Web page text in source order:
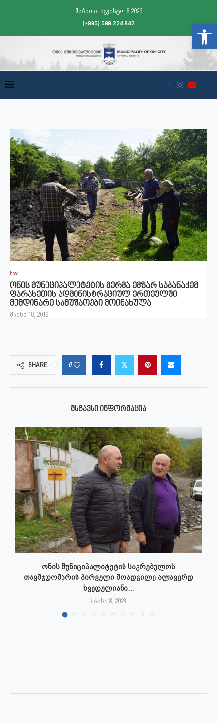
შაბათი, აგვისტო 8 2026
(+995) 599 224 842
სხვა
ონის მუნიციპალიტეტის მერმა ემზარ საბანაძემ
ფარახეთის ადმინისტრაციულ ერთეულში
მიმდინარე სამუშაოები მოინახულა
მაისი 18, 2019
SHARE 0
ᲛᲡᲒᲐᲕᲡᲘ ᲘᲜᲤᲝᲠᲛᲐᲪᲘᲐ
ონის მუნიციპალიტეტის საკრებულოს
თავმჯდომარის პირველი მოადგილე ალავერდ
ხვედელიანი...
მაისი 8, 2023